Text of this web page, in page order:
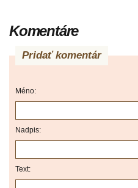
Komentáre
Pridať komentár
Méno:
Nadpis:
Text: